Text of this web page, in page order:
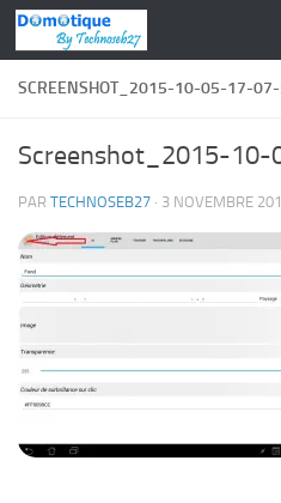
Skip to content
SCREENSHOT_2015-10-05-17-
Screenshot_2015-
PAR TECHNOSEB27 · 3 NOVEMBRE